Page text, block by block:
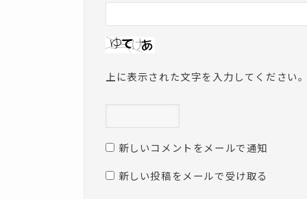
上に表示された文字を入力してください
新しいコメントをメールで通知
新しい投稿をメールで受け取る